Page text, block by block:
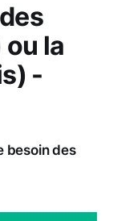
la
-
besoin des